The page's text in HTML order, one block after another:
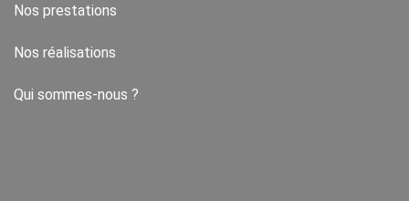
Nos prestations
Nos réalisations
Qui sommes-nous ?